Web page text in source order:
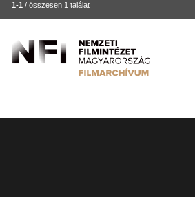
1-1 / összesen 1 találat